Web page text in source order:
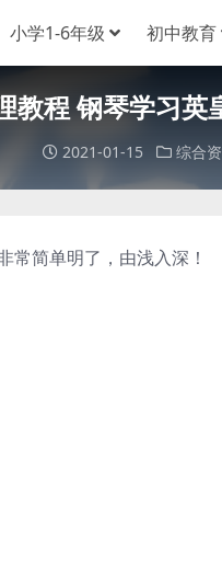
小学1-6年级 初中教育
教程 钢琴学习英
2021-01-15 综合
简单明了，由浅入深！